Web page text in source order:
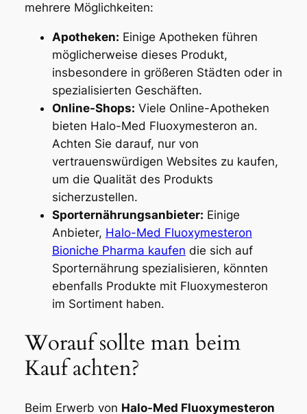
mehrere Möglichkeiten:
Apotheken: Einige Apotheken führen
möglicherweise dieses Produkt,
insbesondere in größeren Städten oder in
spezialisierten Geschäften.
Online-Shops: Viele Online-Apotheken
bieten Halo-Med Fluoxymesteron an.
Achten Sie darauf, nur von
vertrauenswürdigen Websites zu kaufen,
um die Qualität des Produkts
sicherzustellen.
Sporternährungsanbieter: Einige
Anbieter, Halo-Med Fluoxymesteron
Bioniche Pharma kaufen die sich auf
Sporternährung spezialisieren, könnten
ebenfalls Produkte mit Fluoxymesteron
im Sortiment haben.
Worauf sollte man beim
Kauf achten?
Beim Erwerb von Halo-Med Fluoxymesteron